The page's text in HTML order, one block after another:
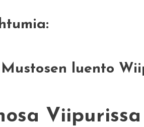
luento
Viipurissa